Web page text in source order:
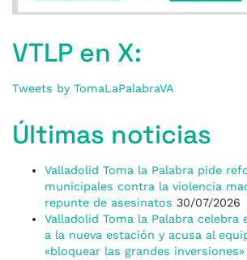
VTLP en X:
Tweets by TomaLaPalabraVA
Últimas noticias
Valladolid Toma la Palabra pide
municipales contra la violencia
repunte de asesinatos 30/07/2026
Valladolid Toma la Palabra celebra
a la nueva estación y acusa al
«bloquear las grandes inversiones»